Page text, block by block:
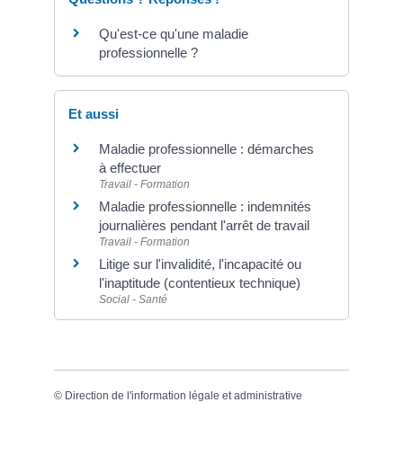
Qu'est-ce qu'une maladie
professionnelle ?
Et aussi
Maladie professionnelle : démarches
à effectuer
Travail - Formation
Maladie professionnelle : indemnités
journalières pendant l'arrêt de travail
Travail - Formation
Litige sur l'invalidité, l'incapacité ou
l'inaptitude (contentieux technique)
Social - Santé
© Direction de l'information légale et administrative